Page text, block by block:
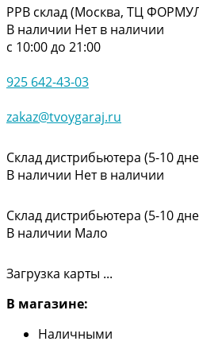
РРВ склад (Москва, ТЦ
В наличии Нет в наличии
с 10:00 до 21:00
925 642-43-03
zakaz@tvoygaraj.ru
Склад дистрибьютера (5-10
В наличии Нет в наличии
Склад дистрибьютера (5-10
В наличии Мало
Загрузка карты ...
В магазине:
Наличными